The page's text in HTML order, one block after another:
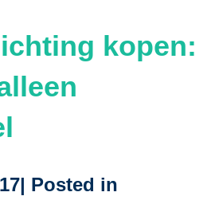
kopen:
Posted in